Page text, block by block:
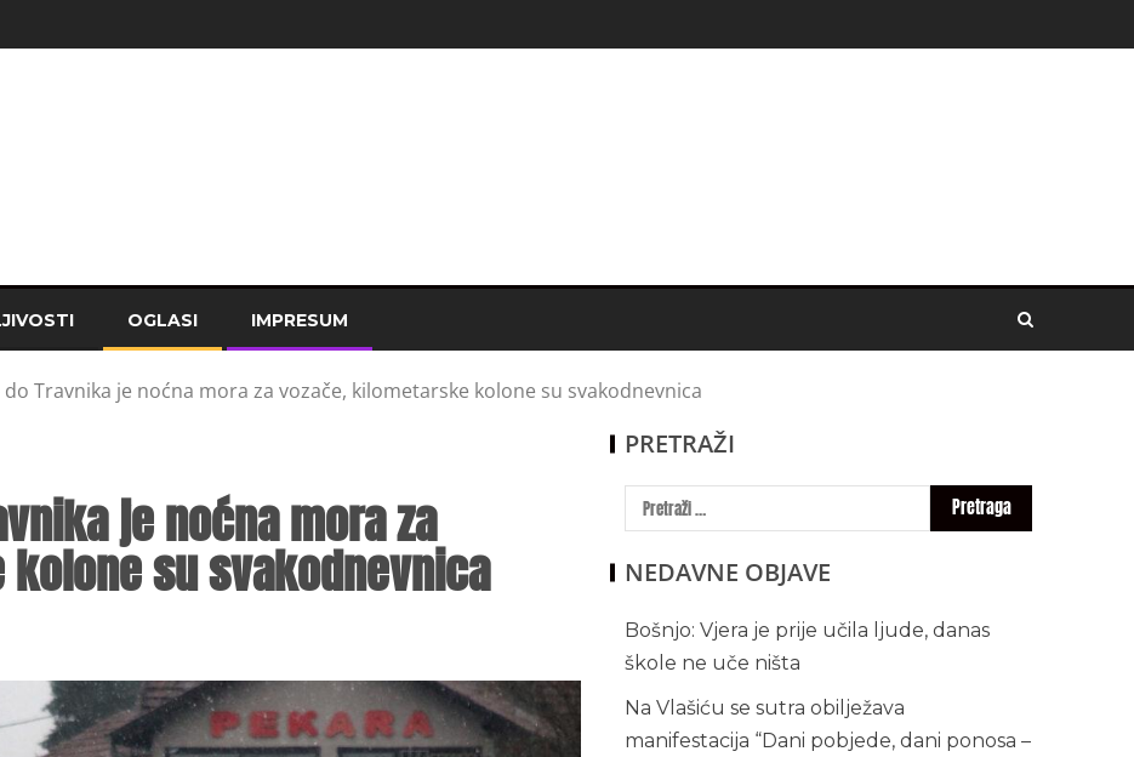
OGLASI IMPRESUM
do Travnika je noćna mora za vozače, kilometarske kolone su svakodnevnica
je noćna mora za
su svakodnevnica
PRETRAŽI
NEDAVNE OBJAVE
Bošnjo: Vjera je prije učila ljude, danas
škole ne uče ništa
Na Vlašiću se sutra obilježava
manifestacija “Dani pobjede, dani ponosa –